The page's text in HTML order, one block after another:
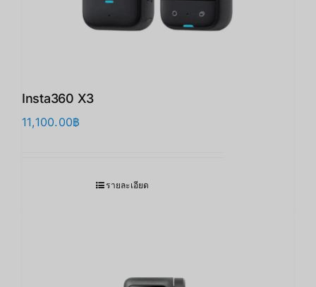
Insta360 X3
11,100.00฿
รายละเอียด